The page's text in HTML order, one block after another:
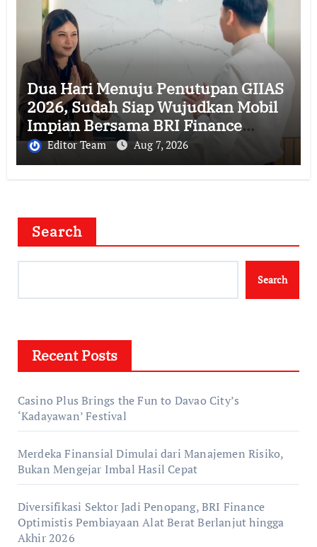
Dua Hari Menuju Penutupan GIIAS
2026, Sudah Siap Wujudkan Mobil
Impian Bersama BRI Finance
Belum?
Editor Team Aug 7, 2026
Search
Search
Recent Posts
Casino Plus Brings the Fun to Davao City’s
‘Kadayawan’ Festival
Merdeka Finansial Dimulai dari Manajemen Risiko,
Bukan Mengejar Imbal Hasil Cepat
Diversifikasi Sektor Jadi Penopang, BRI Finance
Optimistis Pembiayaan Alat Berat Berlanjut hingga
Akhir 2026